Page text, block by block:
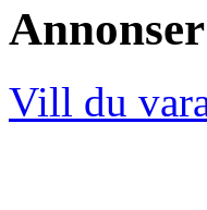
Annonser
Vill du